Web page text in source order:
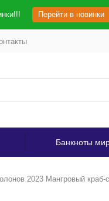
Перейти в новинки
Банкноты
2023 Мангровый краб-